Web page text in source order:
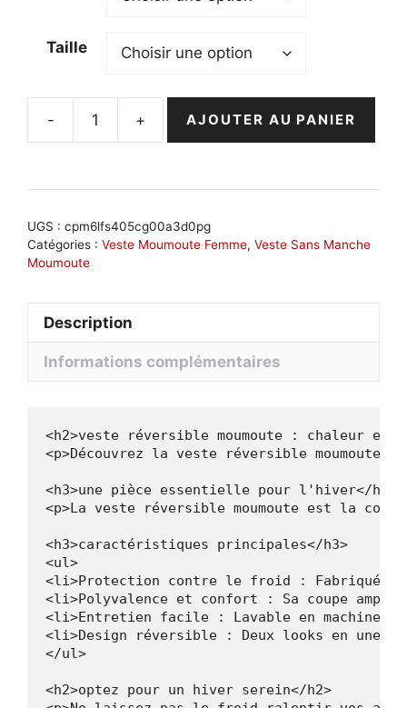
Taille
-
quantité
moumoute
pour
+ AJOUTER AU PANIER
UGS : cpm6lfs405cg00a3d0pg
Catégories : Veste Moumoute Femme, Veste Sans Manche
Moumoute
Description
Informations complémentaires
<h2>veste réversible moumoute : chaleur et
<p>Découvrez la veste réversible
<h3>une pièce essentielle pour l'hiver</h3>
<p>La veste réversible moumoute est la
<h3>caractéristiques principales</h3>
<ul>
<li>Protection contre le froid : Fabriquée
<li>Polyvalence et confort : Sa coupe
<li>Entretien facile : Lavable en machine
<li>Design réversible : Deux looks en une
</ul>
<h2>optez pour un hiver serein</h2>